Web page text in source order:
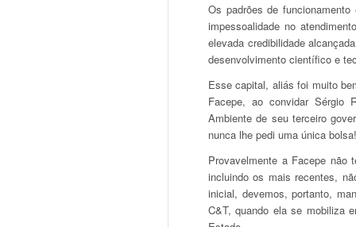
Os padrões de
impessoalidade no
elevada credibilidade
desenvolvimento científico e
Esse capital, aliás foi muito
Facepe, ao convidar Sérgio
Ambiente de seu terceiro
nunca lhe pedi uma única
Provavelmente a Facepe
incluindo os mais recentes,
inicial, devemos, portanto,
C&T, quando ela se mobiliza